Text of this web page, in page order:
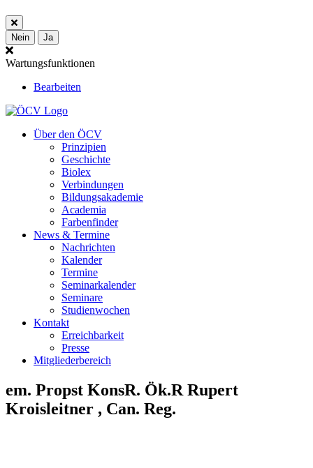
Nein Ja
Wartungsfunktionen
Bearbeiten
Über den ÖCV
Prinzipien
Geschichte
Biolex
Verbindungen
Bildungsakademie
Academia
Farbenfinder
News & Termine
Nachrichten
Kalender
Termine
Seminarkalender
Seminare
Studienwochen
Kontakt
Erreichbarkeit
Presse
Mitgliederbereich
em. Propst KonsR. Ök.R Rupert
Kroisleitner , Can. Reg.